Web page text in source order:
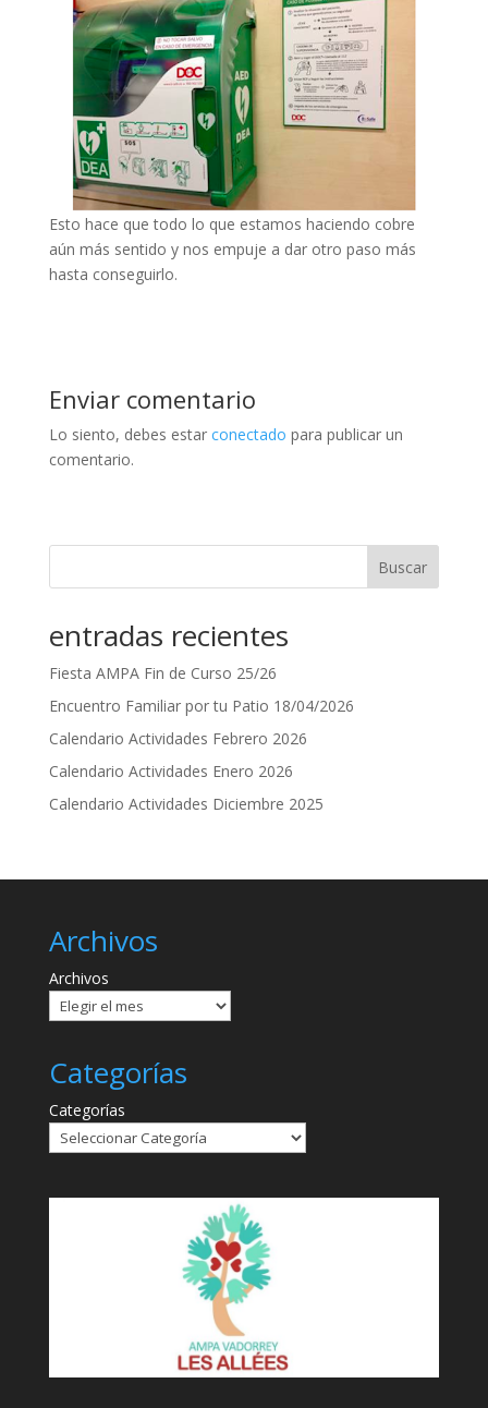
Esto hace que todo lo que estamos haciendo cobre
aún más sentido y nos empuje a dar otro paso más
hasta conseguirlo.
Enviar comentario
Lo siento, debes estar conectado para publicar un
comentario.
Buscar
entradas recientes
Fiesta AMPA Fin de Curso 25/26
Encuentro Familiar por tu Patio 18/04/2026
Calendario Actividades Febrero 2026
Calendario Actividades Enero 2026
Calendario Actividades Diciembre 2025
Archivos
Archivos
Categorías
Categorías